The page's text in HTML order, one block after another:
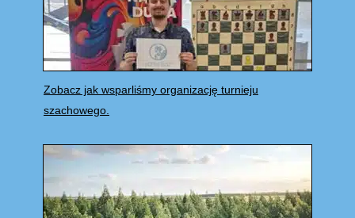
Zobacz jak wsparliśmy organizację turnieju
szachowego.